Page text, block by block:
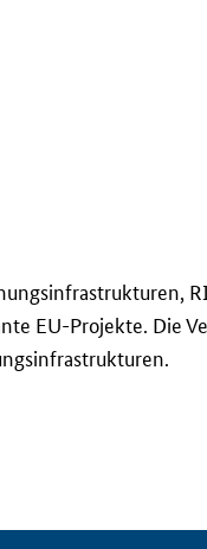
EU-Projekte. Die